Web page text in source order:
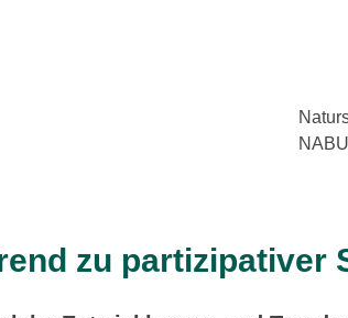
zu partizipativer